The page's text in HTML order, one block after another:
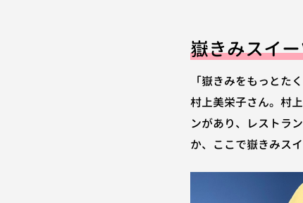
嶽きみスイ
「嶽きみをもっとた
村上美栄子さん。村
ンがあり、レストラ
か、ここで嶽きみス